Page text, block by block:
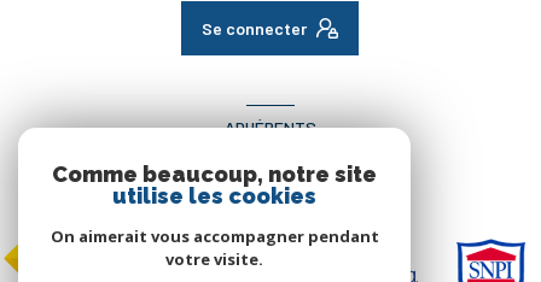
Se connecter
ADHÉRENTS
Nous adhérons
Comme beaucoup, notre site
utilise les cookies
On aimerait vous accompagner pendant
votre visite.